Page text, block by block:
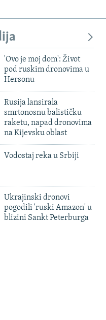
'Ovo je moj dom': Život
pod ruskim dronovima u
Hersonu
Rusija lansirala
smrtonosnu balističku
raketu, napad dronovima
na Kijevsku oblast
Vodostaj reka u Srbiji
Ukrajinski dronovi
pogodili 'ruski Amazon' u
blizini Sankt Peterburga